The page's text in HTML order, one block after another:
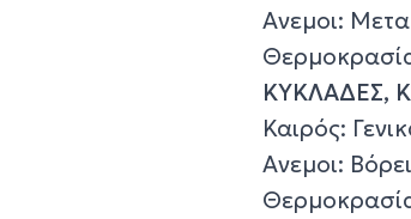
Ανεμοι:
ΚΥΚΛΑΔΕΣ,
Καιρός:
Ανεμοι: